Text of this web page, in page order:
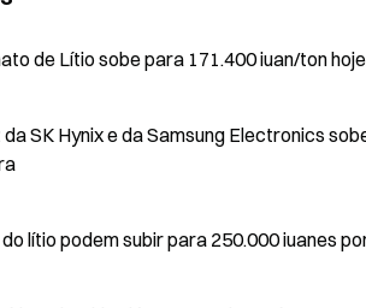
de Lítio sobe para 171.400 iuan/ton
SK Hynix e da Samsung Electronics
lítio podem subir para 250.000 iuanes